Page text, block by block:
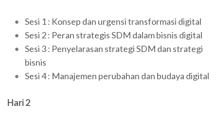
Sesi 1 : Konsep dan urgensi transformasi digital
Sesi 2 : Peran strategis SDM dalam bisnis digital
Sesi 3 : Penyelarasan strategi SDM dan strategi
bisnis
Sesi 4 : Manajemen perubahan dan budaya digital
Hari 2